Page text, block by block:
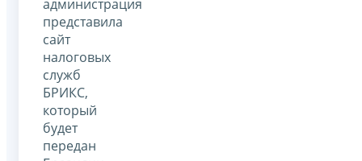
администрация
представила
сайт
налоговых
служб
БРИКС,
который
будет
передан